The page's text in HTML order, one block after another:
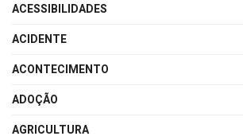
ACESSIBILIDADES
ACIDENTE
ACONTECIMENTO
ADOÇÃO
AGRICULTURA